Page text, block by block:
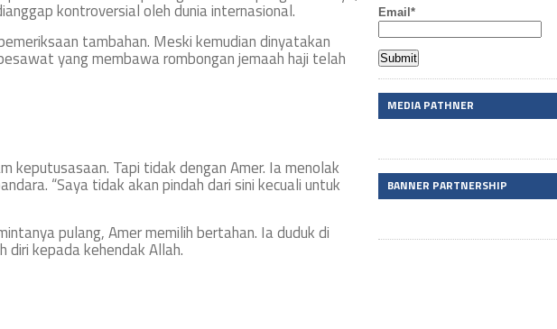
kontroversial oleh dunia internasional.
tambahan. Meski kemudian dinyatakan
yang membawa rombongan jemaah haji telah
keputusasaan. Tapi tidak dengan Amer. Ia menolak
“Saya tidak akan pindah dari sini kecuali untuk
pulang, Amer memilih bertahan. Ia duduk di
diri kepada kehendak Allah.
Email*
MEDIA PATHNER
BANNER PARTNERSHIP